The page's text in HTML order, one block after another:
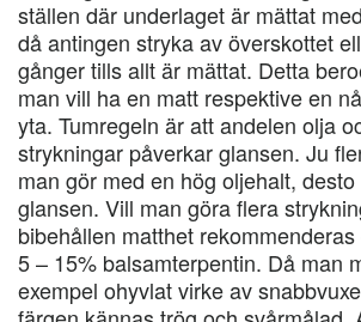
ställen där underlaget är mättat
då antingen stryka av överskottet
gånger tills allt är mättat. Detta
man vill ha en matt respektive en
yta. Tumregeln är att andelen olja
strykningar påverkar glansen. Ju
man gör med en hög oljehalt,
glansen. Vill man göra flera
bibehållen matthet
5 – 15% balsamterpentin. Då man
exempel ohyvlat virke av